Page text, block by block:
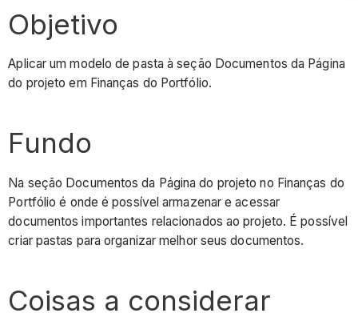
Objetivo
Aplicar um modelo de pasta à seção Documentos da Página
do projeto em Finanças do Portfólio.
Fundo
Na seção Documentos da Página do projeto no Finanças do
Portfólio é onde é possível armazenar e acessar
documentos importantes relacionados ao projeto. É possível
criar pastas para organizar melhor seus documentos.
Coisas a considerar